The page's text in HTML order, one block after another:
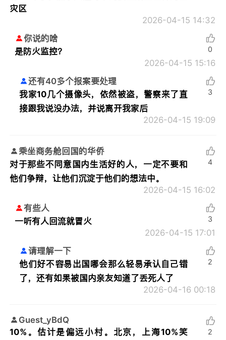
灾区
2026-04-15 14:32
你说的啥
是防火监控？
2026-04-15 15:16
0
还有40多个报案要处理
我家10几个摄像头，依然被盗，警察来了直
接跟我说没办法，并说离开我家后
2026-04-15 19:09
3
乘坐商务舱回国的华侨
对于那些不同意国内生活好的人，一定不要和
他们争辩，让他们沉淀于他们的想法中。
2026-04-15 16:02
4
有些人
一听有人回流就冒火
2026-04-15 17:01
3
请理解一下
他们好不容易出国哪会那么轻易承认自己错
了，还有如果被国内亲友知道了丢死人了
2026-04-16 00:18
2
Guest_yBdQ
10%。估计是偏远小村。北京，上海10%笑
2